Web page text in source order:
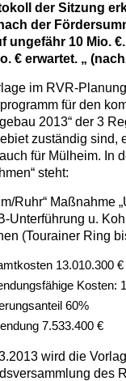
der Sitzung
der
ungefähr 10 Mio.
€ erwartet. „
im RVR-
für den
2013“ der 3
zuständig sind,
für Mülheim. In
steht:
Ruhr“ Maßnahme
Unterführung u.
(Tourainer Ring
13.010.300 €
Kosten:
60%
7.533.400 €
wird die
des